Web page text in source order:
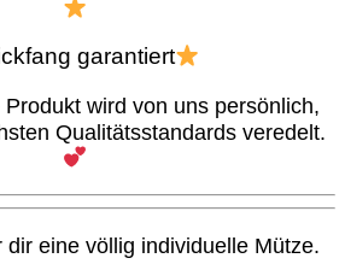
garantiert
wird von uns persönlich,
Qualitätsstandards veredelt.
dir eine völlig individuelle Mütze.